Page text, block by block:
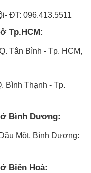
ĐT: 096.413.5511
Tp.HCM:
Tân Bình - Tp. HCM,
Bình Thạnh - Tp.
Bình Dương:
Một, Bình Dương:
Biên Hoà: